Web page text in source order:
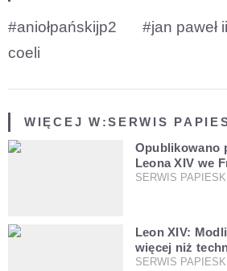
#aniołpańskijp2 #jan paweł ii
coeli
WIĘCEJ W:SERWIS
Opublikowano
Leona XIV we
SERWIS PAPIESKI
Leon XIV:
więcej niż
nowo"
SERWIS PAPIESKI